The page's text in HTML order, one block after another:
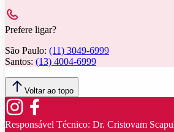
Prefere ligar?
São Paulo: (11) 3049-6999
Santos: (13) 4004-6999
Voltar ao topo
Responsável Técnico: Dr. Cristovam